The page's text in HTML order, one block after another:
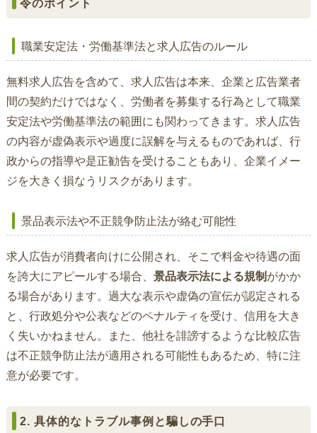
令のポイント
職業安定法・労働基準法と求人広告のルール
無料求人広告を含めて、求人広告は本来、企業と広告業者
間の契約だけではなく、労働者を募集する行為として職業
安定法や労働基準法の範囲にも関わってきます。求人広告
の内容が虚偽表示や過度に誤解を与えるものであれば、行
政からの指導や是正勧告を受けることもあり、企業イメー
ジを大きく損なうリスクがあります。
景品表示法や不正競争防止法が絡む可能性
求人広告が消費者向けに公開され、そこで料金や待遇の面
を誇大にアピールする場合、 景品表示法による規制 がかか
る場合があります。過大な表示や虚偽の宣伝が認定される
と、行政処分や公表などのペナルティを受け、信用を大き
く失いかねません。また、他社を誹謗するような比較広告
は不正競争防止法が適用される可能性もあるため、特に注
意が必要です。
2. 具体的なトラブル事例と騙しの手口